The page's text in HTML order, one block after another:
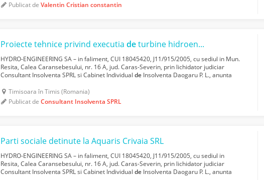
Publicat deValentin Cristian constantin
Proiecte tehnice privind executiadeturbine hidroenergetice
HYDRO-ENGINEERING SA – in faliment, CUI 18045420, J11/915/2005, cu sediul in Mun.
Resita, Calea Caransebesului, nr. 16 A, jud. Caras-Severin, prin lichidator judiciar
Consultant Insolventa SPRL si Cabinet Individualde Insolventa Daogaru P. L., anunta
Timisoara în Timis (Romania)
Publicat deConsultant Insolventa SPRL
Parti sociale detinute la Aquaris Crivaia SRL
HYDRO-ENGINEERING SA – in faliment, CUI 18045420, J11/915/2005, cu sediul in
Resita, Calea Caransebesului, nr. 16 A, jud. Caras-Severin, prin lichidator judiciar
Consultant Insolventa SPRL si Cabinet Individualde Insolventa Daogaru P. L., anunta